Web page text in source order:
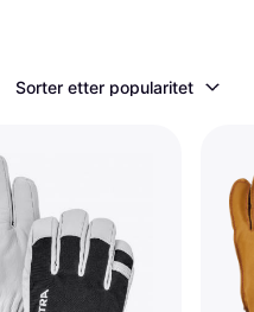
Sorter etter popularitet